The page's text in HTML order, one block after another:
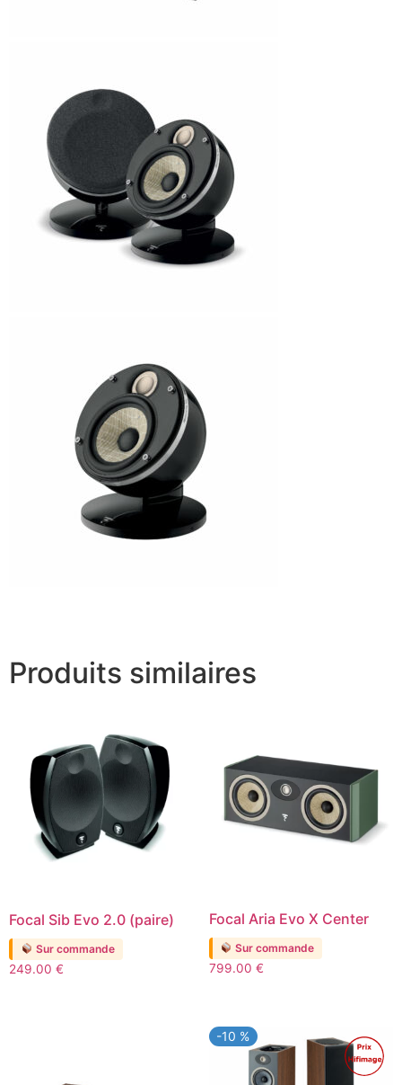
Produits similaires
Focal Sib Evo 2.0 (paire)
Sur commande
249.00 €
Focal Aria Evo X Center
Sur commande
799.00 €
Promo !
-10 %